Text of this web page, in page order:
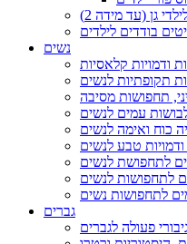
גן (עד מידה 2)
בודדים לילדים
נשים
ודמויות קלאסיות
תקופתיות לנשים
תחפושות מסיבה
עמים לנשים
כוח ואימה לנשים
טבע לנשים
לתחפושת לנשים
לתחפושות לנשים
לתחפושות נשים
גברים
פעולה לגברים